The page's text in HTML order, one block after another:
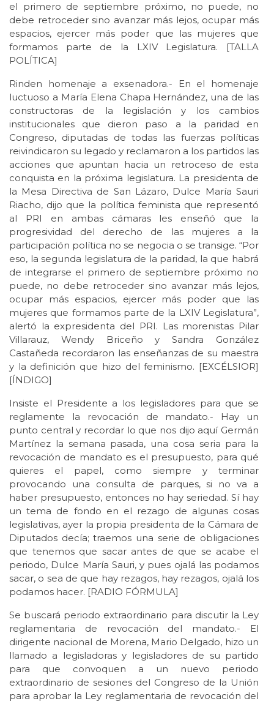
el primero de septiembre próximo, no puede, no
debe retroceder sino avanzar más lejos, ocupar más
espacios, ejercer más poder que las mujeres que
formamos parte de la LXIV Legislatura. [TALLA
POLÍTICA]
Rinden homenaje a exsenadora.- En el homenaje
luctuoso a María Elena Chapa Hernández, una de las
constructoras de la legislación y los cambios
institucionales que dieron paso a la paridad en
Congreso, diputadas de todas las fuerzas políticas
reivindicaron su legado y reclamaron a los partidos las
acciones que apuntan hacia un retroceso de esta
conquista en la próxima legislatura. La presidenta de
la Mesa Directiva de San Lázaro, Dulce María Sauri
Riacho, dijo que la política feminista que representó
al PRI en ambas cámaras les enseñó que la
progresividad del derecho de las mujeres a la
participación política no se negocia o se transige. “Por
eso, la segunda legislatura de la paridad, la que habrá
de integrarse el primero de septiembre próximo no
puede, no debe retroceder sino avanzar más lejos,
ocupar más espacios, ejercer más poder que las
mujeres que formamos parte de la LXIV Legislatura”,
alertó la expresidenta del PRI. Las morenistas Pilar
Villarauz, Wendy Briceño y Sandra González
Castañeda recordaron las enseñanzas de su maestra
y la definición que hizo del feminismo. [EXCÉLSIOR]
[ÍNDIGO]
Insiste el Presidente a los legisladores para que se
reglamente la revocación de mandato.- Hay un
punto central y recordar lo que nos dijo aquí Germán
Martínez la semana pasada, una cosa seria para la
revocación de mandato es el presupuesto, para qué
quieres el papel, como siempre y terminar
provocando una consulta de parques, si no va a
haber presupuesto, entonces no hay seriedad. Sí hay
un tema de fondo en el rezago de algunas cosas
legislativas, ayer la propia presidenta de la Cámara de
Diputados decía; traemos una serie de obligaciones
que tenemos que sacar antes de que se acabe el
periodo, Dulce María Sauri, y pues ojalá las podamos
sacar, o sea de que hay rezagos, hay rezagos, ojalá los
podamos hacer. [RADIO FÓRMULA]
Se buscará periodo extraordinario para discutir la Ley
reglamentaria de revocación del mandato.- El
dirigente nacional de Morena, Mario Delgado, hizo un
llamado a legisladoras y legisladores de su partido
para que convoquen a un nuevo periodo
extraordinario de sesiones del Congreso de la Unión
para aprobar la Ley reglamentaria de revocación del